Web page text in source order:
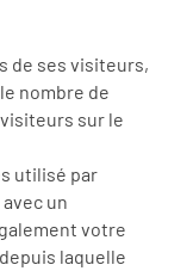
de ses visiteurs,
nombre de
sur le
utilisé par
un
votre
laquelle